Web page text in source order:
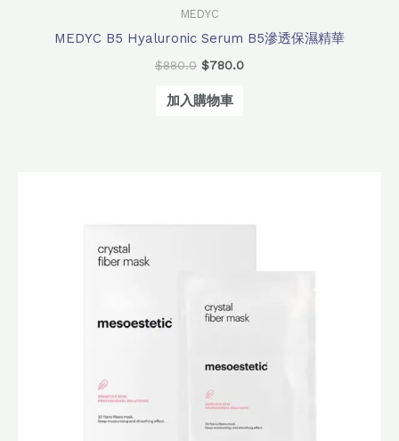
MEDYC
MEDYC B5 Hyaluronic Serum B5滲透保濕精華
$880.0 $780.0
加入購物車
格：
格：